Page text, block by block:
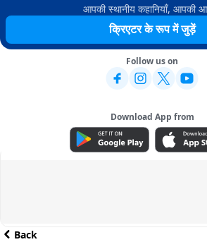
आपकी स्थानीय कहानियाँ, आपकी
क्रिएटर के रूप में जुड़ें
Follow us on
Download App from
ADVERTISEMENT
Back